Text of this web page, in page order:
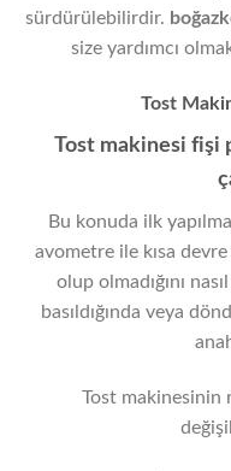
sürdürülebilirdir.
size yardımcı
Tost
Tost makinesi fişi
Bu konuda ilk
avometre ile kısa devre
olup olmadığını
basıldığında veya
Tost makinesinin